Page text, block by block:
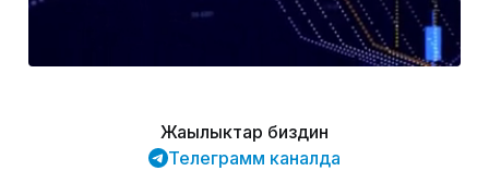
Жаңылыктар биздин
Телеграмм каналда